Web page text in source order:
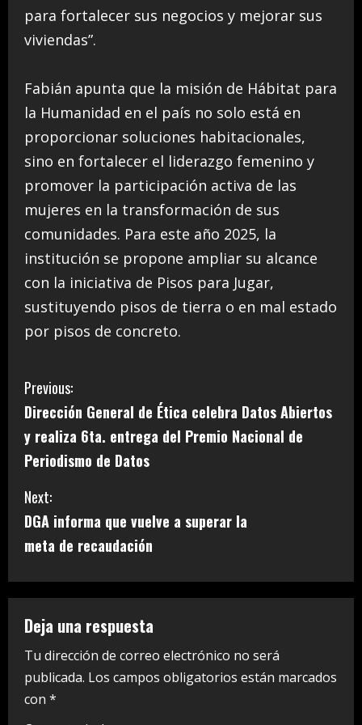
para fortalecer sus negocios y mejorar sus
viviendas”.
Fabián apunta que la misión de Hábitat para
la Humanidad en el país no solo está en
proporcionar soluciones habitacionales,
sino en fortalecer el liderazgo femenino y
promover la participación activa de las
mujeres en la transformación de sus
comunidades. Para este año 2025, la
institución se propone ampliar su alcance
con la iniciativa de Pisos para Jugar,
sustituyendo pisos de tierra o en mal estado
por pisos de concreto.
C
o
n
t
i
n
u
e
R
e
Previous:
Dirección General de Ética celebra Datos Abiertos
y realiza 6ta. entrega del Premio Nacional de
Periodismo de Datos
Next:
DGA informa que vuelve a superar la
meta de recaudación
Deja una respuesta
Tu dirección de correo electrónico no será
publicada. Los campos obligatorios están marcados
con *